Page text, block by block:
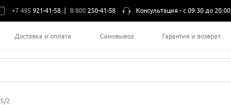
+7 495 921-41-58 8 800 250-41-58 Консультация -с 09:30 до 20:00
Доставка и оплата Самовывоз Гарантия и возврат
2